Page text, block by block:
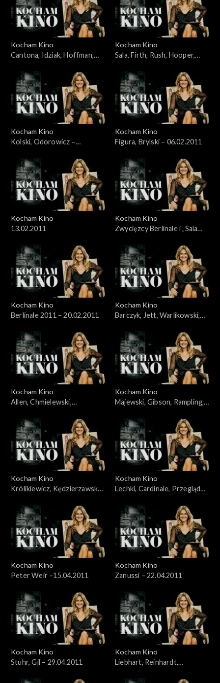
Kocham Kino
Cantona, Idziak, Hoffman,
Kocham Kino
Sala, Firth, Rush, Hooper,
Kocham Kino
Kolski, Odorowicz –
Kocham Kino
Figura, Brylski – 06.02.2011
Kocham Kino
13.02.2011
Kocham Kino
Zwycięzcy Berlinale i „Sala
Kocham Kino
Berlinale 2011 – 20.02.2011
Kocham Kino
Barczyk, Jett, Warlikowski,
Kocham Kino
Allen, Chmielewski,
14.03.2011
Kocham Kino
Majewski, Gibson, Rampling,
Kocham Kino
Królikiewicz, Kędzierzawska,
Kocham Kino
Lechki, Cardinale, Przegląd
Kocham Kino
Peter Weir –15.04.2011
Kocham Kino
Zanussi – 22.04.2011
Kocham Kino
Stuhr, Gil – 29.04.2011
Kocham Kino
Liebhart, Reinhardt,